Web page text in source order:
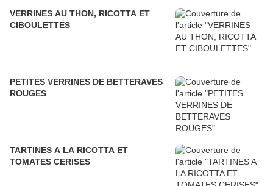
VERRINES AU THON, RICOTTA ET
CIBOULETTES
PETITES VERRINES DE BETTERAVES
ROUGES
TARTINES A LA RICOTTA ET
TOMATES CERISES